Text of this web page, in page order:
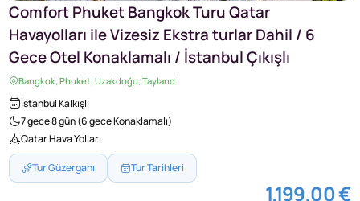
Comfort Phuket Bangkok Turu Qatar
Havayolları ile Vizesiz Ekstra turlar Dahil / 6
Gece Otel Konaklamalı / İstanbul Çıkışlı
Bangkok, Phuket, Uzakdoğu, Tayland
İstanbul Kalkışlı
7 gece 8 gün (6 gece Konaklamalı)
Qatar Hava Yolları
Tur Güzergahı Tur Tarihleri
1.199,00 €